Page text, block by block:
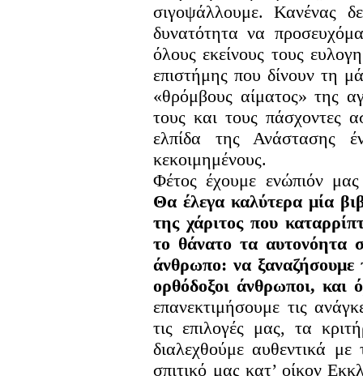
σιγοψάλλουμε. Κανένας
δυνατότητα να
όλους εκείνους τους
επιστήμης που δίνουν τη
«θρόμβους αίματος» της
τους και τους πάσχοντες
ελπίδα της Ανάστασης
κεκοιμημένους.
Φέτος έχουμε ενώπιόν
Θα έλεγα καλύτερα μία
της χάριτος που
το θάνατο τα αυτονόητα
άνθρωπο: να ξαναζήσουμε
ορθόδοξοι άνθρωποι, και
επανεκτιμήσουμε τις
τις επιλογές μας, τα
διαλεχθούμε αυθεντικά
σπιτικό μας κατ’ οίκον